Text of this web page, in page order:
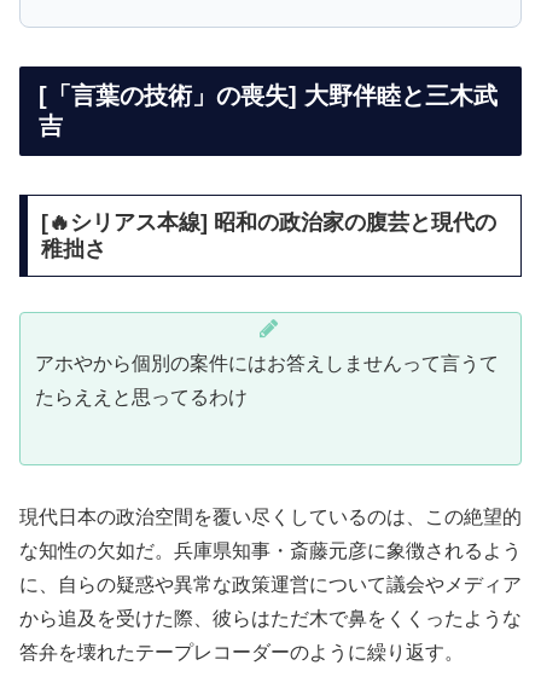
[「言葉の技術」の喪失] 大野伴睦と三木武
吉
[🔥シリアス本線] 昭和の政治家の腹芸と現代の
稚拙さ
アホやから個別の案件にはお答えしませんって言うて
たらええと思ってるわけ
現代日本の政治空間を覆い尽くしているのは、この絶望的
な知性の欠如だ。兵庫県知事・斎藤元彦に象徴されるよう
に、自らの疑惑や異常な政策運営について議会やメディア
から追及を受けた際、彼らはただ木で鼻をくくったような
答弁を壊れたテープレコーダーのように繰り返す。